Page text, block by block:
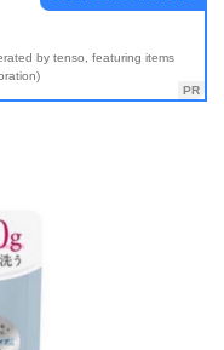
by tenso, featuring items